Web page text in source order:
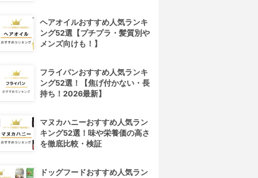
4位
ヘアオイルおすすめ人気ランキ
ング52選【プチプラ・髪質別や
メンズ向けも！】
フライパンおすすめ人気ランキ
ング52選！【焦げ付かない・長
持ち！2026最新】
マヌカハニーおすすめ人気ラン
キング52選！味や栄養価の高さ
を徹底比較・検証
ドッグフードおすすめ人気ラン